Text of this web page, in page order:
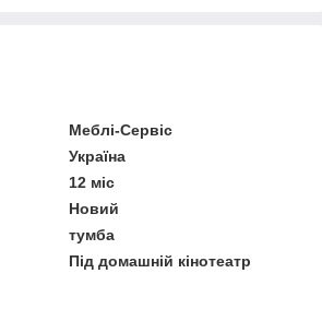
Меблі-Сервіс
Україна
12 міс
Новий
тумба
Під домашній кінотеатр